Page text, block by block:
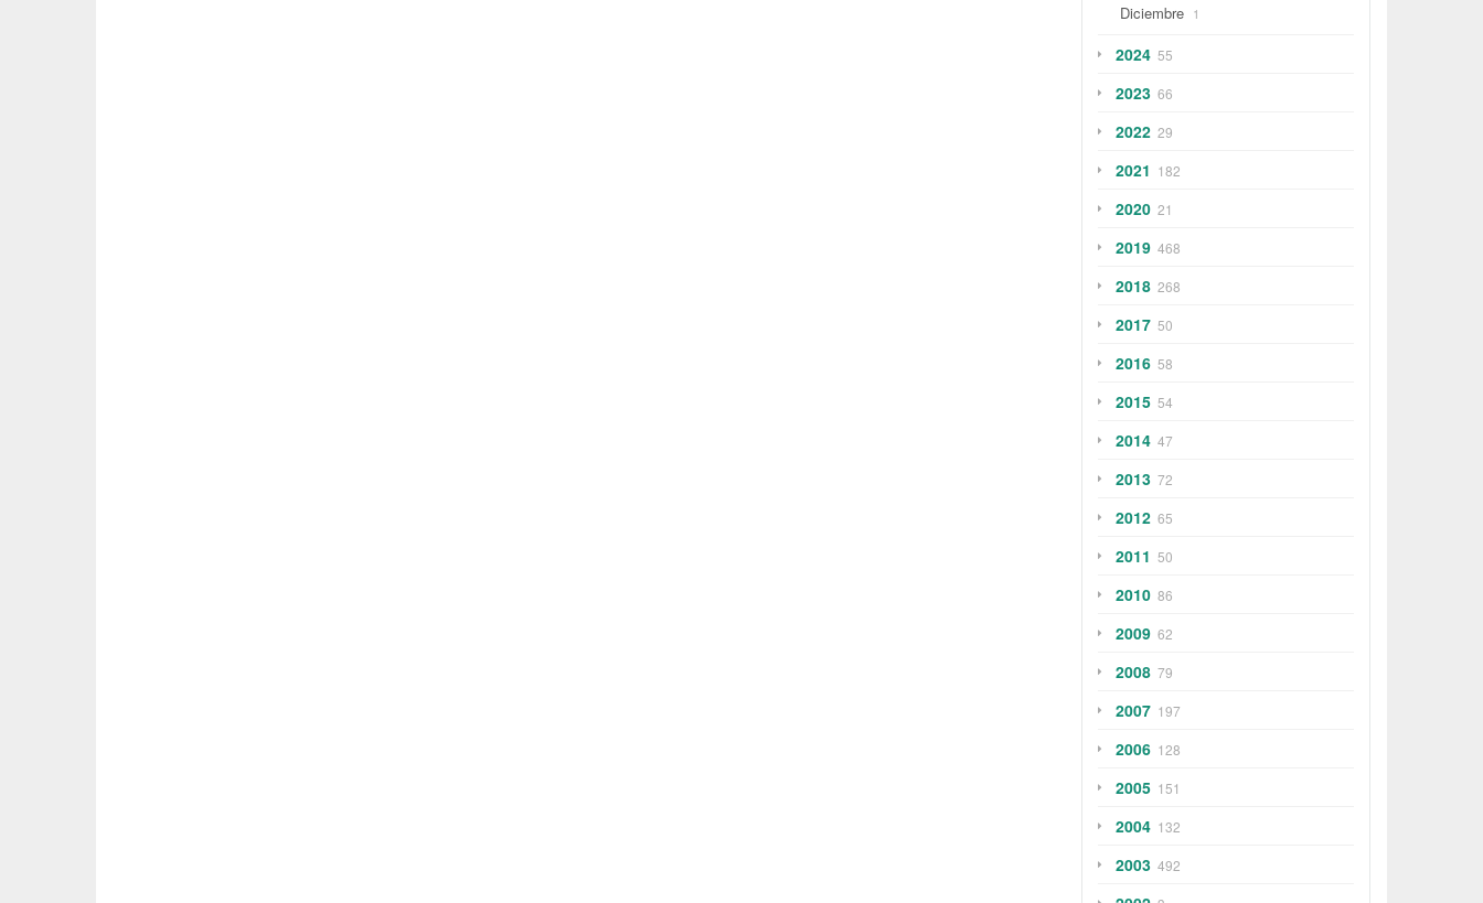
Diciembre 1
2024 55
2023 66
2022 29
2021 182
2020 21
2019 468
2018 268
2017 50
2016 58
2015 54
2014 47
2013 72
2012 65
2011 50
2010 86
2009 62
2008 79
2007 197
2006 128
2005 151
2004 132
2003 492